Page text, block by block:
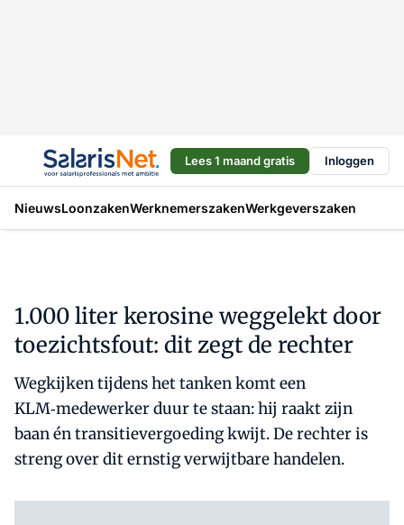
Lees 1 maand gratis Inloggen
NieuwsLoonzakenWerknemerszakenWerkgeverszaken
1.000 liter kerosine weggelekt door
toezichtsfout: dit zegt de rechter
Wegkijken tijdens het tanken komt een
KLM‑medewerker duur te staan: hij raakt zijn
baan én transitievergoeding kwijt. De rechter is
streng over dit ernstig verwijtbare handelen.